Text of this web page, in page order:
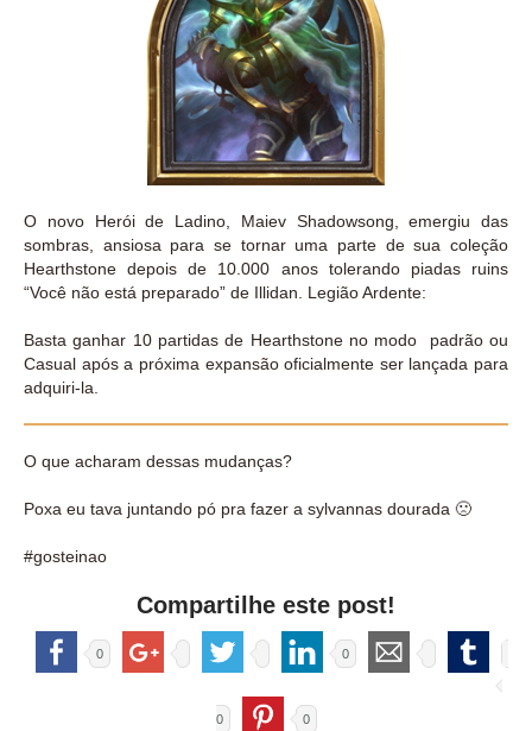
O novo Herói de Ladino, Maiev Shadowsong, emergiu das
sombras, ansiosa para se tornar uma parte de sua coleção
Hearthstone depois de 10.000 anos tolerando piadas ruins
“Você não está preparado” de Illidan. Legião Ardente:
Basta ganhar 10 partidas de Hearthstone no modo padrão ou
Casual após a próxima expansão oficialmente ser lançada para
adquiri-la.
O que acharam dessas mudanças?
Poxa eu tava juntando pó pra fazer a sylvannas dourada 🙁
#gosteinao
Compartilhe este post!
0 0
0 0